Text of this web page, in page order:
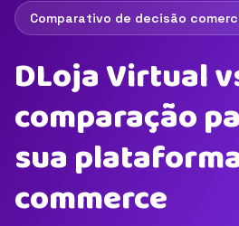
Comparativo de decisão
DLoja Virtual
comparação
sua
commerce